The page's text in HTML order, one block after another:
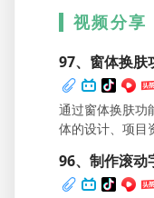
视频分享
97、窗体换肤
通过窗体换肤功
体的设计、项目
96、制作滚动